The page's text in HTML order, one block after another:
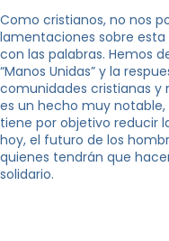
Como cristianos, no nos
lamentaciones sobre
con las palabras. Hemos
“Manos Unidas” y la
comunidades cristianas y
es un hecho muy
tiene por objetivo reducir
hoy, el futuro de los
quienes tendrán que
solidario.